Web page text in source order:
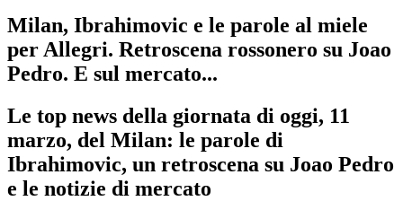
Milan, Ibrahimovic e le parole al miele
per Allegri. Retroscena rossonero su Joao
Pedro. E sul mercato...
Le top news della giornata di oggi, 11
marzo, del Milan: le parole di
Ibrahimovic, un retroscena su Joao Pedro
e le notizie di mercato